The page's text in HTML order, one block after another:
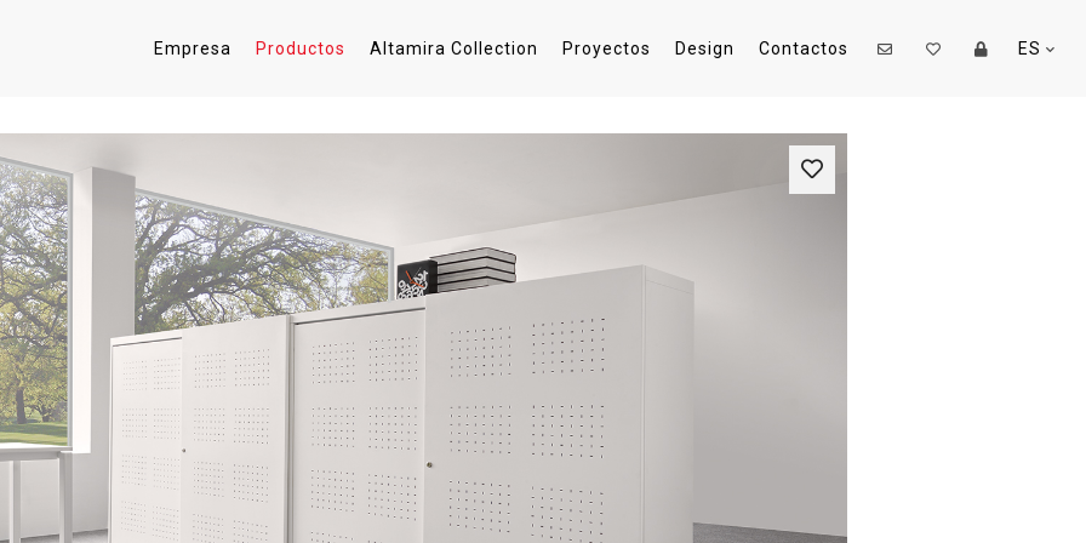
Empresa Productos Altamira Collection Proyectos Design Contactos ES